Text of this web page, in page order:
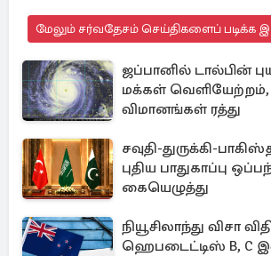
மேலும் சர்வதேசம் செய்திகளைப் படிக்க
ஜப்பானில் டால்பின்
மக்கள் வெளியேற்றம்,
விமானங்கள் ரத்து
சவுதி-துருக்கி-
புதிய பாதுகாப்பு
கையெழுத்து
நியூசிலாந்து விசா
ஹெபடைட்டிஸ் B, C